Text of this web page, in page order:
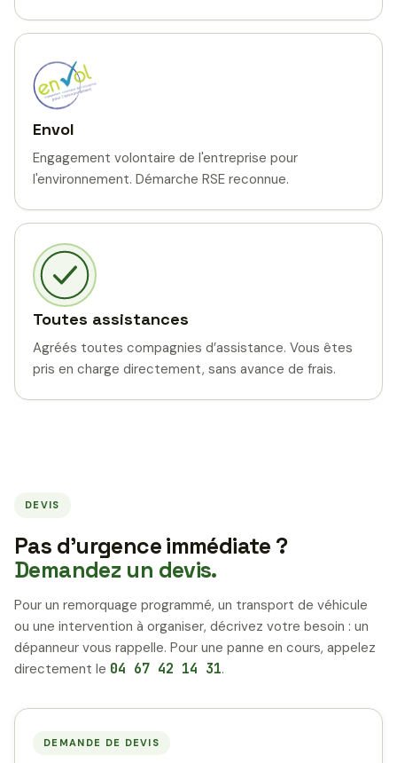
Envol
Engagement volontaire de l'entreprise pour
l'environnement. Démarche RSE reconnue.
Toutes assistances
Agréés toutes compagnies d’assistance. Vous êtes
pris en charge directement, sans avance de frais.
DEVIS
Pas d’urgence immédiate ?
Demandez un devis.
Pour un remorquage programmé, un transport de véhicule
ou une intervention à organiser, décrivez votre besoin : un
dépanneur vous rappelle. Pour une panne en cours, appelez
directement le 04 67 42 14 31.
DEMANDE DE DEVIS